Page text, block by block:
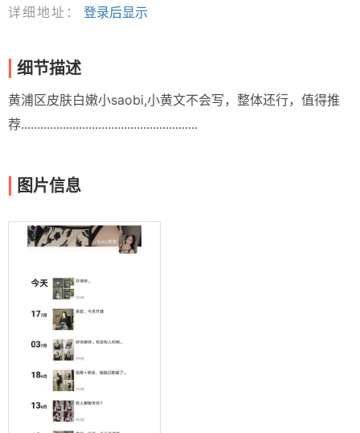
详细地址：
登录后显示
细节描述
黄浦区皮肤白嫩小saobi,小黄文不会写，整体还行，值得推
荐.......................................................
图片信息